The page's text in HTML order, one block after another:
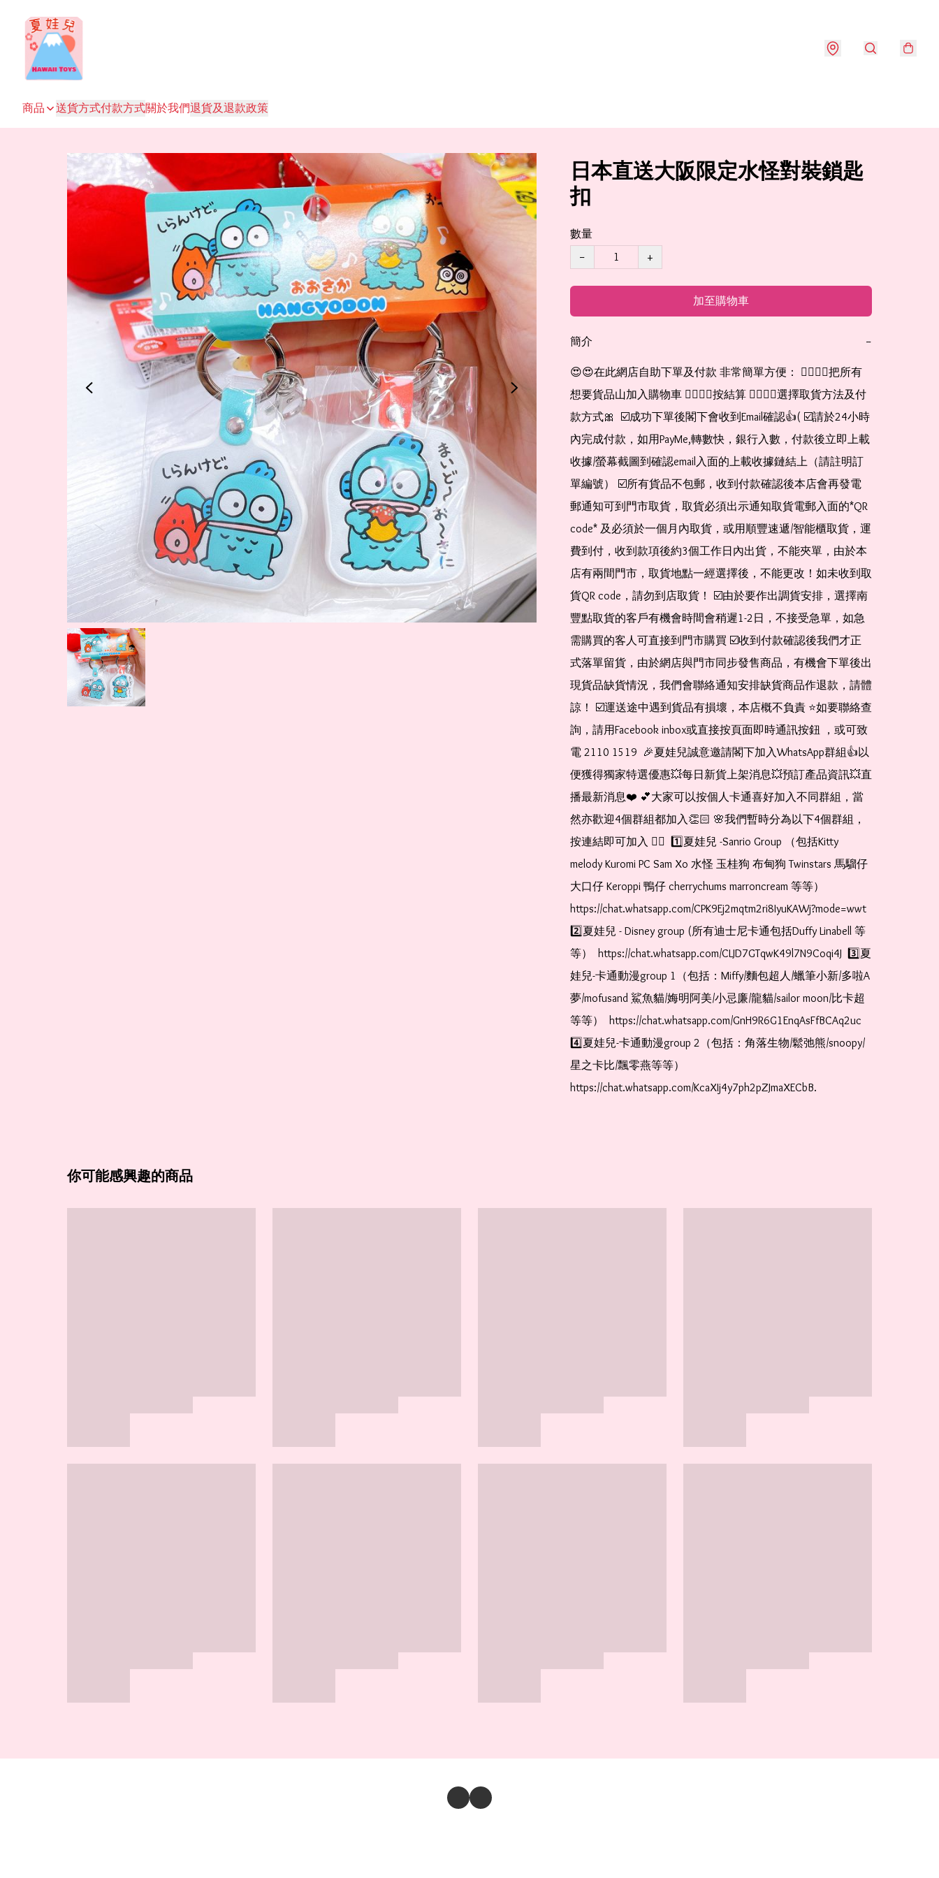
商品 送貨方式付款方式關於我們退貨及退款政策
日本直送大阪限定水怪對裝鎖匙
扣
數量
−
+
加至購物車
簡介 −
😍😍在此網店自助下單及付款 非常簡單方便： 👉🏻👉🏻把所有
想要貨品山加入購物車 👉🏻👉🏻按結算 👉🏻👉🏻選擇取貨方法及付
款方式🎀  ☑️成功下單後閣下會收到Email確認👍( ☑️請於24小時
內完成付款，如用PayMe,轉數快，銀行入數，付款後立即上載
收據/螢幕截圖到確認email入面的上載收據鏈結上（請註明訂
單編號） ☑️所有貨品不包郵，收到付款確認後本店會再發電
郵通知可到門市取貨，取貨必須出示通知取貨電郵入面的*QR
code* 及必須於一個月內取貨，或用順豐速遞/智能櫃取貨，運
費到付，收到款項後約3個工作日內出貨，不能夾單，由於本
店有兩間門市，取貨地點一經選擇後，不能更改！如未收到取
貨QR code，請勿到店取貨！ ☑️由於要作出調貨安排，選擇南
豐點取貨的客戶有機會時間會稍遲1-2日，不接受急單，如急
需購買的客人可直接到門市購買 ☑️收到付款確認後我們才正
式落單留貨，由於網店與門市同步發售商品，有機會下單後出
現貨品缺貨情況，我們會聯絡通知安排缺貨商品作退款，請體
諒！ ☑️運送途中遇到貨品有損壞，本店概不負責 ⭐️如要聯絡查
詢，請用Facebook inbox或直接按頁面即時通訊按鈕 ，或可致
電 2110 1519  🎉夏娃兒誠意邀請閣下加入WhatsApp群組👍以
便獲得獨家特選優惠💥每日新貨上架消息💥預訂產品資訊💥直
播最新消息❤️ 💕大家可以按個人卡通喜好加入不同群組，當
然亦歡迎4個群組都加入👏🏻 🌸我們暫時分為以下4個群組，
按連結即可加入 👇🏻  1️⃣夏娃兒 -Sanrio Group （包括Kitty
melody Kuromi PC Sam Xo 水怪 玉桂狗 布甸狗 Twinstars 馬騮仔
大口仔 Keroppi 鴨仔 cherrychums marroncream 等等）
https://chat.whatsapp.com/CPK9Ej2mqtm2ri8IyuKAWj?mode=wwt
2️⃣夏娃兒 - Disney group (所有迪士尼卡通包括Duffy Linabell 等
等）  https://chat.whatsapp.com/CLJD7GTqwK49l7N9Coqi4J  3️⃣夏
娃兒-卡通動漫group 1（包括：Miffy/麵包超人/蠟筆小新/多啦A
夢/mofusand 鯊魚貓/娒明阿美/小忌廉/龍貓/sailor moon/比卡超
等等）  https://chat.whatsapp.com/GnH9R6G1EnqAsFfBCAq2uc
4️⃣夏娃兒-卡通動漫group 2（包括：角落生物/鬆弛熊/snoopy/
星之卡比/飄零燕等等）
https://chat.whatsapp.com/KcaXIj4y7ph2pZJmaXECbB.
你可能感興趣的商品